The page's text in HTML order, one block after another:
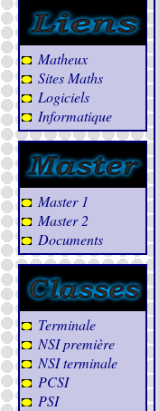
Matheux
Sites Maths
Logiciels
Informatique
Master 1
Master 2
Documents
Terminale
NSI première
NSI terminale
PCSI
PSI